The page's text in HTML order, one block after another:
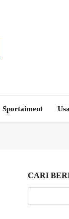
Sportaiment
CARI